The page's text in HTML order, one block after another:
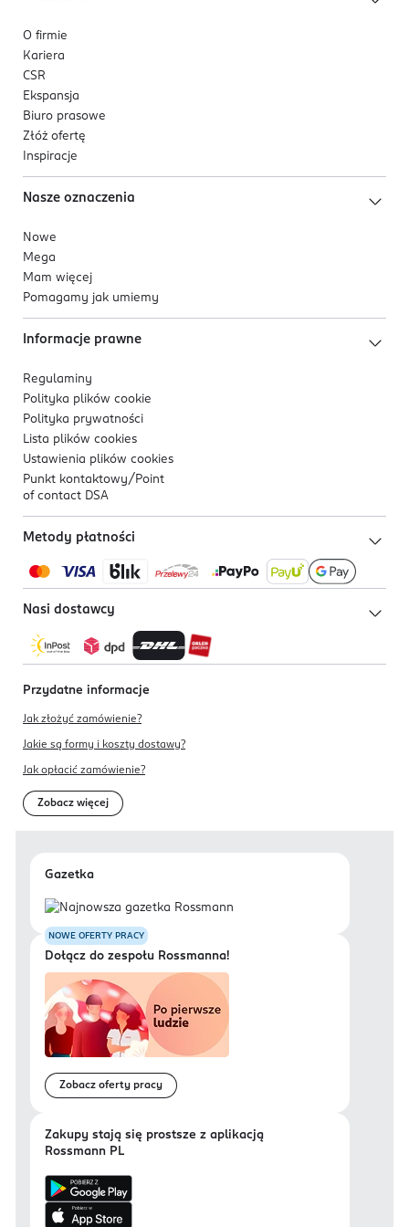
O firmie
Kariera
CSR
Ekspansja
Biuro prasowe
Złóż ofertę
Inspiracje
Nasze oznaczenia
Nowe
Mega
Mam więcej
Pomagamy jak umiemy
Informacje prawne
Regulaminy
Polityka plików cookie
Polityka prywatności
Lista plików cookies
Ustawienia plików cookies
Punkt kontaktowy/ Point
of contact DSA
Metody płatności
Nasi dostawcy
Przydatne informacje
Jak złożyć zamówienie?
Jakie są formy i koszty dostawy?
Jak opłacić zamówienie?
Zobacz więcej
Gazetka
NOWE OFERTY PRACY
Dołącz do zespołu Rossmanna!
Zobacz oferty pracy
Zakupy stają się prostsze z aplikacją
Rossmann PL